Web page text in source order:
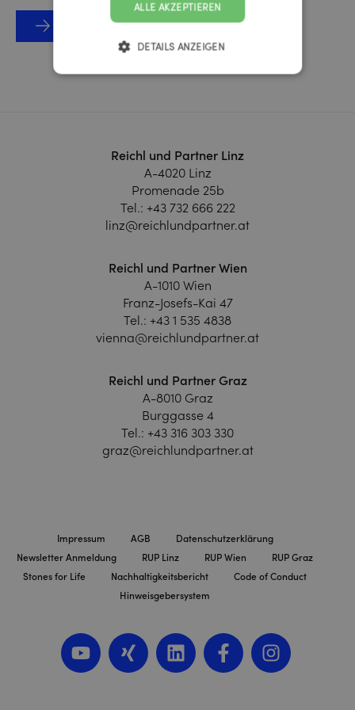
Zur Website
Reichl und Partner Linz
A-4020 Linz
Promenade 25b
Tel.: +43 732 666 222
linz@reichlundpartner.at
Reichl und Partner Wien
A-1010 Wien
Franz-Josefs-Kai 47
Tel.: +43 1 535 4838
vienna@reichlundpartner.at
Reichl und Partner Graz
A-8010 Graz
Burggasse 4
Tel.: +43 316 303 330
graz@reichlundpartner.at
Impressum AGB
Datenschutzerklärung
Newsletter Anmeldung
RUP Linz RUP Wien
RUP Graz
Stones for Life
Nachhaltigkeitsbericht
Code of Conduct
Hinweisgebersystem
ALLE AKZEPTIEREN
DETAILS ANZEIGEN